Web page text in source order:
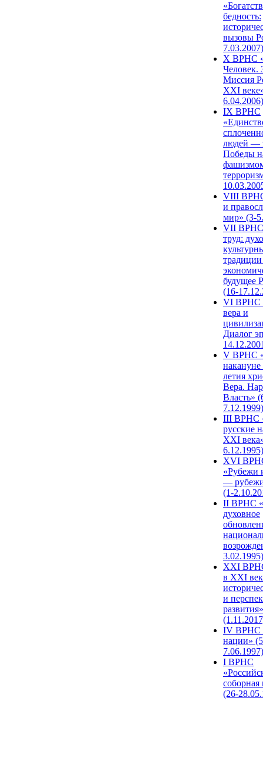
бедность:
вызовы
7.03.2007)
X ВРНС
Человек.
Миссия
XXI
6.04.2006)
IX ВРНС
людей —
Победы
VIII
и
мир» (3-
VII ВРНС
труд:
будущее
(16-
VI ВРНС
вера и
Диалог
V ВРНС
накануне
летия
Вера.
Власть»
7.12.1999)
III ВРНС
русские
XXI
6.12.1995)
XVI
«Рубежи
—
(1-
II ВРНС
духовное
3.02.1995)
XХI
в XXI
и
развития»
IV ВРНС
нации»
7.06.1997)
I ВРНС
(26-